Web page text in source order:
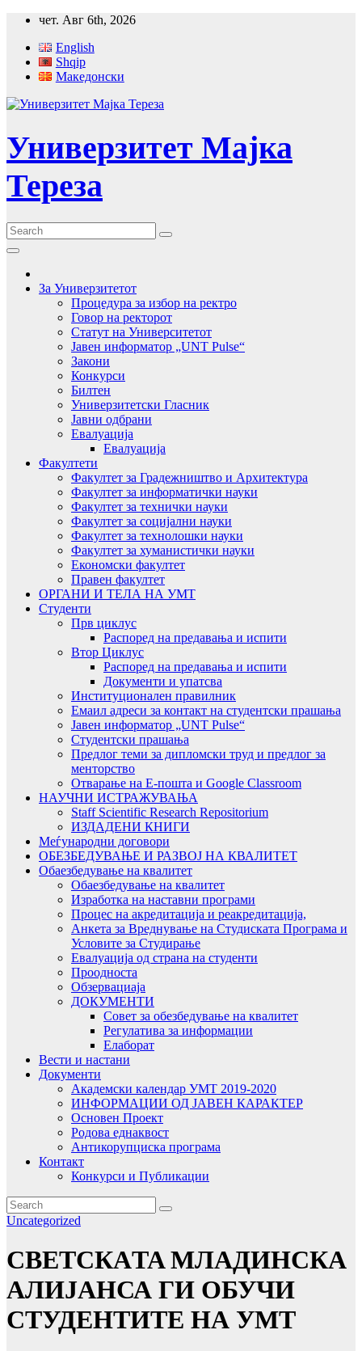
Skip
content
чет. Авг 6th, 2026
English
Shqip
Македонски
Универзитет Мајка
Тереза
За Универзитетот
Процедура за избор на ректро
Говор на ректорот
Статут на Университетот
Јавен информатор „UNT Pulse“
Закони
Конкурси
Билтен
Универзитетски Гласник
Јавни одбрани
Евалуација
Евалуација
Факултети
Факултет за Градежништво и Архитектура
Факултет за информатички науки
Факултет за технички науки
Факултет за социјални науки
Факултет за технолошки науки
Факултет за хуманистички науки
Економски факултет
Правен факултет
ОРГАНИ И ТЕЛА НА УМТ
Студенти
Прв циклус
Распоред на предавањa и испити
Втор Циклус
Распоред на предавањa и испити
Документи и упатсва
Институционален правилник
Емаил адреси за контакт на студентски прашања
Јавен информатор „UNT Pulse“
Студентски прашања
Предлог теми за дипломски труд и предлог за
менторство
Отварање на Е-пошта и Google Classroom
НАУЧНИ ИСТРАЖУВАЊА
Staff Scientific Research Repositorium
ИЗДАДЕНИ КНИГИ
Меѓународни договори
ОБЕЗБЕДУВАЊЕ И РАЗВОЈ НА КВАЛИТЕТ
Обаезбедување на квалитет
Обаезбедување на квалитет
Изработка на наставни програми
Процес на акредитација и реакредитација,
Анкета за Вреднување на Студиската Програма и
Условите за Студирање
Евалуација од страна на студенти
Проодноста
Обзервациаја
ДОКУМЕНТИ
Совет за обезбедување на квалитет
Регулатива за информации
Елаборат
Вести и настани
Документи
Академски календар УМТ 2019-2020
ИНФОРМАЦИИ ОД ЈАВЕН КАРАКТЕР
Основен Проект
Родова еднаквост
Антикорупциска програма
Контакт
Конкурси и Публикации
Uncategorized
СВЕТСКАTA МЛАДИНСКА
АЛИЈАНСА ГИ ОБУЧИ
СТУДЕНТИТЕ НА УМТ